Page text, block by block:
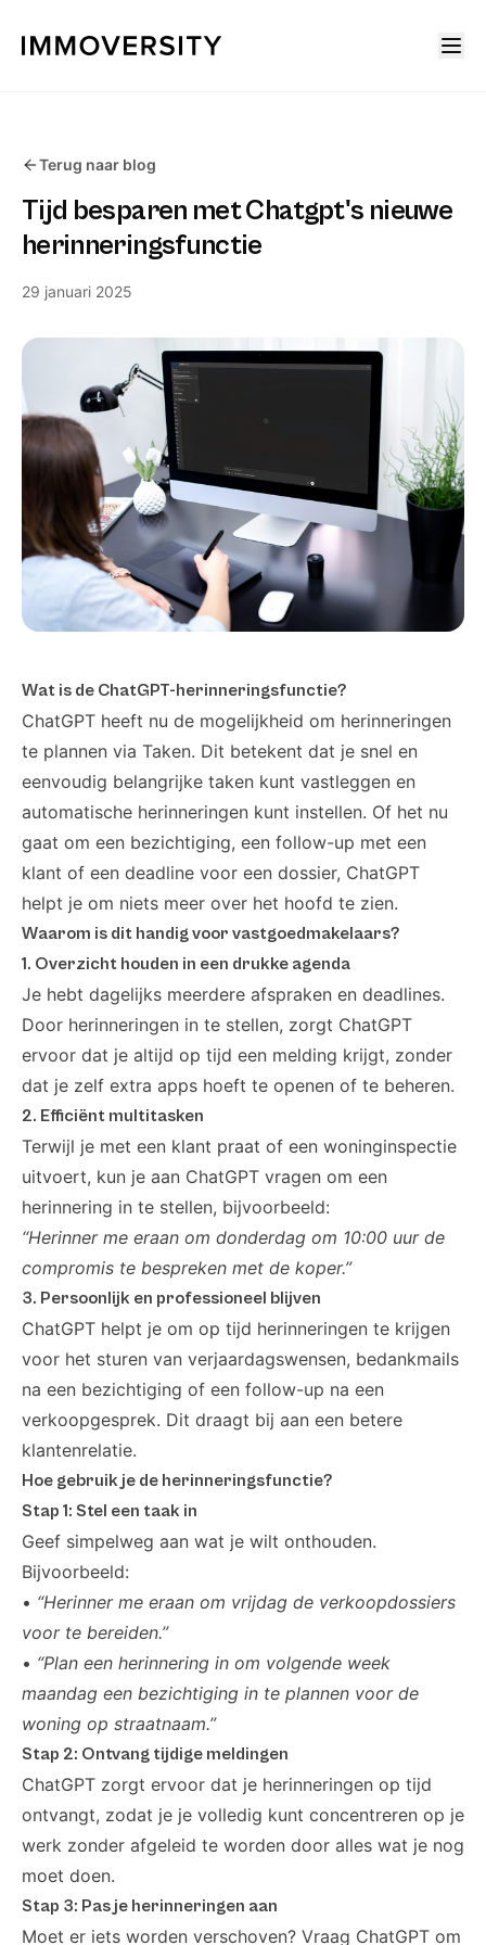
Terug naar blog
Tijd besparen met Chatgpt's nieuwe
herinneringsfunctie
29 januari 2025
Wat is de ChatGPT-herinneringsfunctie?
ChatGPT heeft nu de mogelijkheid om herinneringen
te plannen via Taken. Dit betekent dat je snel en
eenvoudig belangrijke taken kunt vastleggen en
automatische herinneringen kunt instellen. Of het nu
gaat om een bezichtiging, een follow-up met een
klant of een deadline voor een dossier, ChatGPT
helpt je om niets meer over het hoofd te zien.
Waarom is dit handig voor vastgoedmakelaars?
1. Overzicht houden in een drukke agenda
Je hebt dagelijks meerdere afspraken en deadlines.
Door herinneringen in te stellen, zorgt ChatGPT
ervoor dat je altijd op tijd een melding krijgt, zonder
dat je zelf extra apps hoeft te openen of te beheren.
2. Efficiënt multitasken
Terwijl je met een klant praat of een woninginspectie
uitvoert, kun je aan ChatGPT vragen om een
herinnering in te stellen, bijvoorbeeld:
“Herinner me eraan om donderdag om 10:00 uur de
compromis te bespreken met de koper.”
3. Persoonlijk en professioneel blijven
ChatGPT helpt je om op tijd herinneringen te krijgen
voor het sturen van verjaardagswensen, bedankmails
na een bezichtiging of een follow-up na een
verkoopgesprek. Dit draagt bij aan een betere
klantenrelatie.
Hoe gebruik je de herinneringsfunctie?
Stap 1: Stel een taak in
Geef simpelweg aan wat je wilt onthouden.
Bijvoorbeeld:
• “Herinner me eraan om vrijdag de verkoopdossiers
voor te bereiden.”
• “Plan een herinnering in om volgende week
maandag een bezichtiging in te plannen voor de
woning op straatnaam.”
Stap 2: Ontvang tijdige meldingen
ChatGPT zorgt ervoor dat je herinneringen op tijd
ontvangt, zodat je je volledig kunt concentreren op je
werk zonder afgeleid te worden door alles wat je nog
moet doen.
Stap 3: Pas je herinneringen aan
Moet er iets worden verschoven? Vraag ChatGPT om